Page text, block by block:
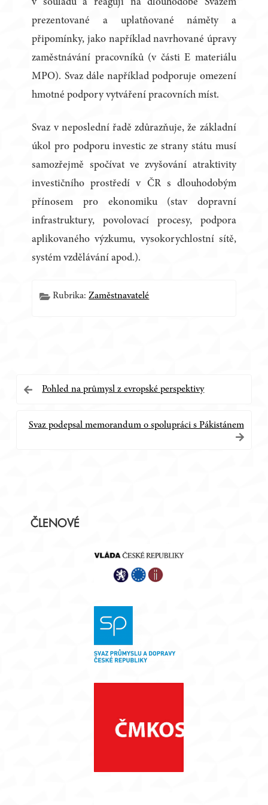
v souladu a reagují na dlouhodobě Svazem
prezentované a uplatňované náměty a
připomínky, jako například navrhované úpravy
zaměstnávání pracovníků (v části E materiálu
MPO). Svaz dále například podporuje omezení
hmotné podpory vytváření pracovních míst.
Svaz v neposlední řadě zdůrazňuje, že základní
úkol pro podporu investic ze strany státu musí
samozřejmě spočívat ve zvyšování atraktivity
investičního prostředí v ČR s dlouhodobým
přínosem pro ekonomiku (stav dopravní
infrastruktury, povolovací procesy, podpora
aplikovaného výzkumu, vysokorychlostní sítě,
systém vzdělávání apod.).
Rubrika:Zaměstnavatelé
Navigace
Pohled na průmysl z evropské perspektivy
Svaz podepsal memorandum o spolupráci s Pákistánem
ČLENOVÉ